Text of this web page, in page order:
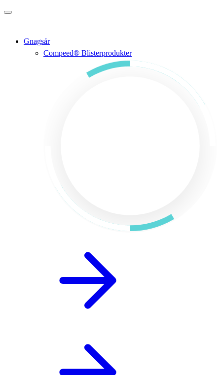
Gå til hovedinnholdet
Gnagsår
Compeed® Blisterprodukter